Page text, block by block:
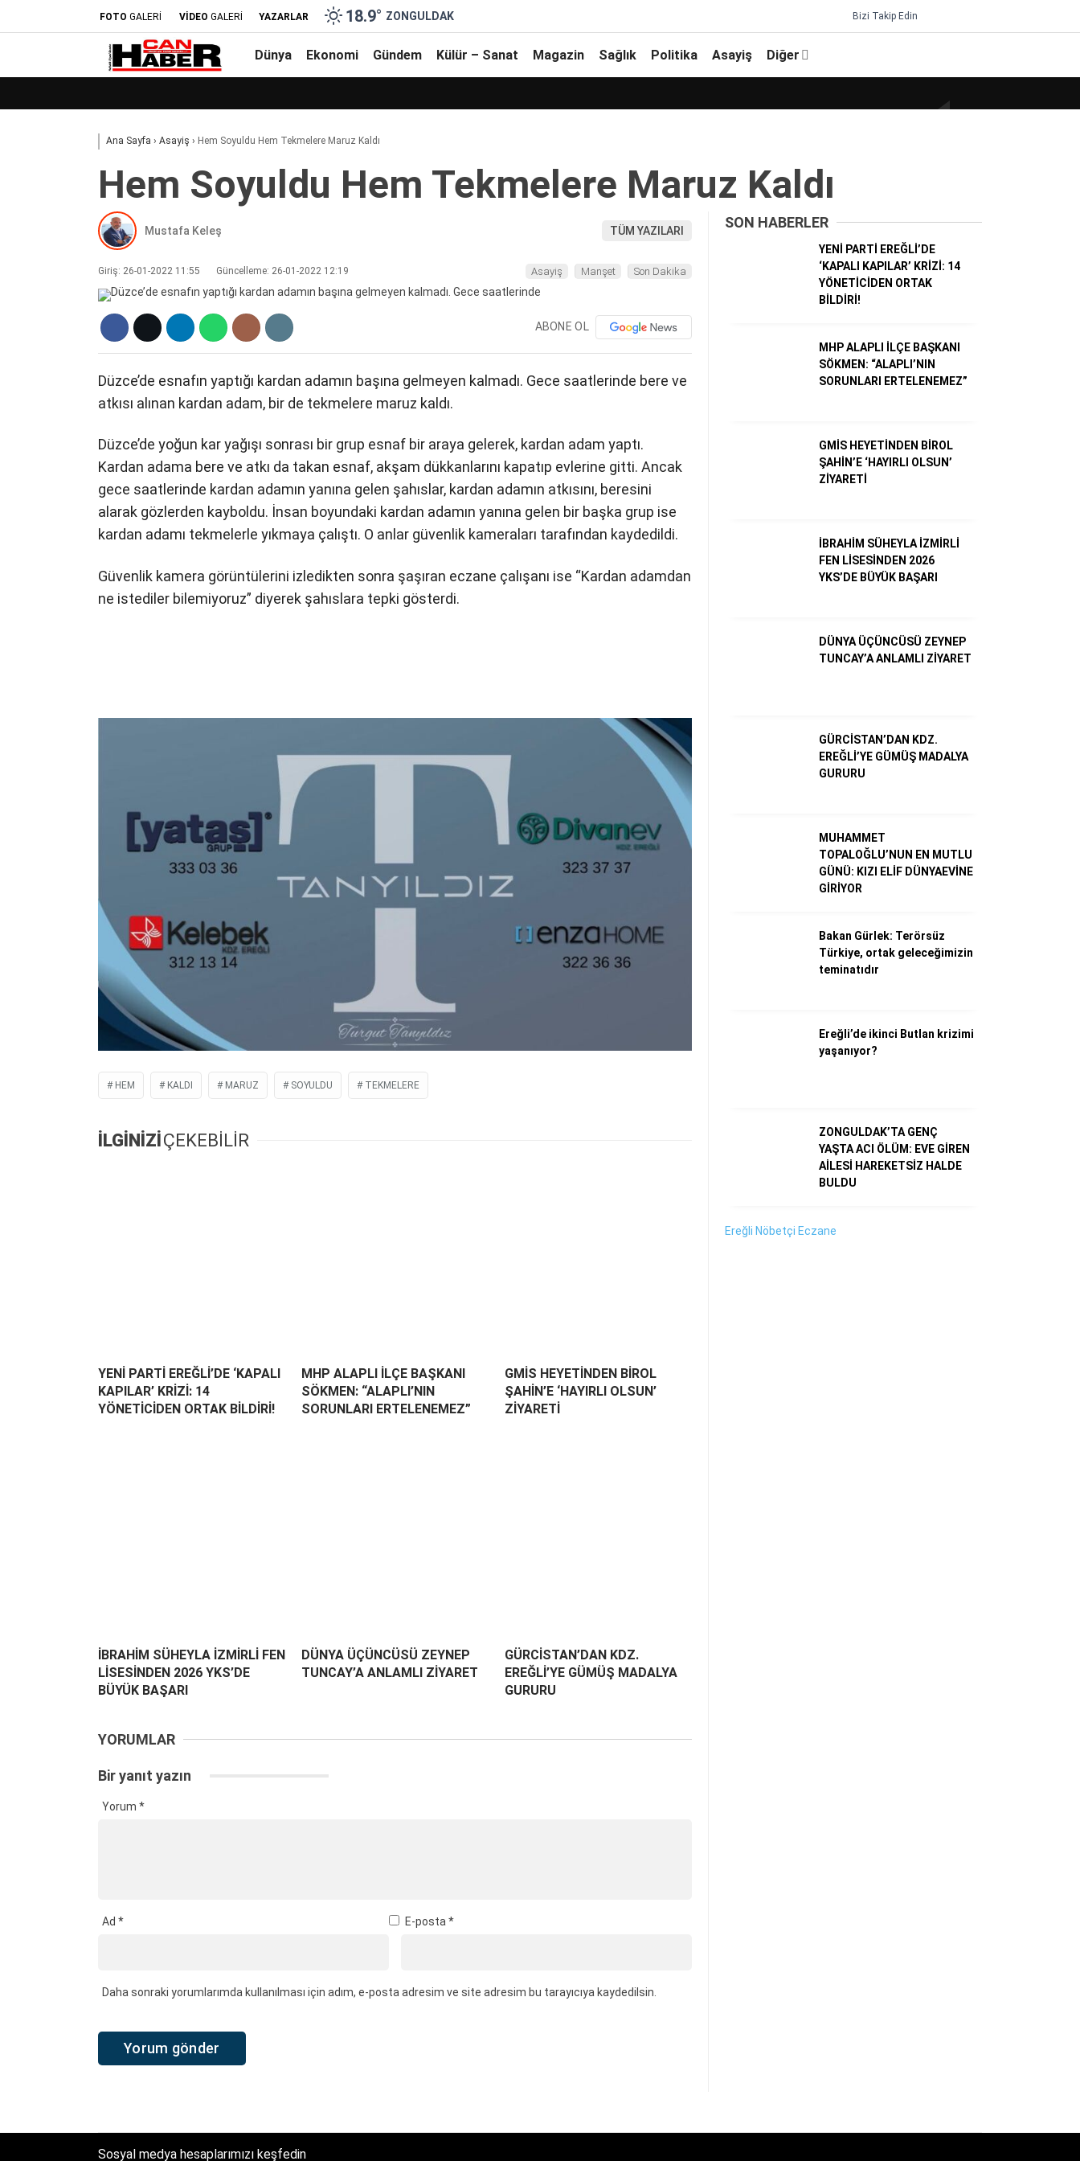
Gündem
Sağlık
Diğer
WhatsApp İhbar Hattı
FOTO GALERİ VİDEO GALERİ YAZARLAR 18.9° ZONGULDAK Bizi Takip Edin
Dünya Ekonomi Gündem Külür – Sanat Magazin Sağlık Politika Asayiş Diğer
Ana Sayfa › Asayiş › Hem Soyuldu Hem Tekmelere Maruz Kaldı
Hem Soyuldu Hem Tekmelere Maruz Kaldı
Mustafa Keleş TÜM YAZILARI
Giriş: 26-01-2022 11:55 Güncelleme: 26-01-2022 12:19 Asayiş Manşet Son Dakika
ABONE OL
Düzce’de esnafın yaptığı kardan adamın başına gelmeyen kalmadı. Gece saatlerinde bere ve
atkısı alınan kardan adam, bir de tekmelere maruz kaldı.
Düzce’de yoğun kar yağışı sonrası bir grup esnaf bir araya gelerek, kardan adam yaptı.
Kardan adama bere ve atkı da takan esnaf, akşam dükkanlarını kapatıp evlerine gitti. Ancak
gece saatlerinde kardan adamın yanına gelen şahıslar, kardan adamın atkısını, beresini
alarak gözlerden kayboldu. İnsan boyundaki kardan adamın yanına gelen bir başka grup ise
kardan adamı tekmelerle yıkmaya çalıştı. O anlar güvenlik kameraları tarafından kaydedildi.
Güvenlik kamera görüntülerini izledikten sonra şaşıran eczane çalışanı ise “Kardan adamdan
ne istediler bilemiyoruz” diyerek şahıslara tepki gösterdi.
HEM KALDI MARUZ SOYULDU TEKMELERE
İLGİNİZİÇEKEBİLİR
YENİ PARTİ EREĞLİ’DE ‘KAPALI
KAPILAR’ KRİZİ: 14
YÖNETİCİDEN ORTAK BİLDİRİ!
MHP ALAPLI İLÇE BAŞKANI
SÖKMEN: “ALAPLI’NIN
SORUNLARI ERTELENEMEZ”
GMİS HEYETİNDEN BİROL
ŞAHİN’E ‘HAYIRLI OLSUN’
ZİYARETİ
İBRAHİM SÜHEYLA İZMİRLİ FEN
LİSESİNDEN 2026 YKS’DE
BÜYÜK BAŞARI
DÜNYA ÜÇÜNCÜSÜ ZEYNEP
TUNCAY’A ANLAMLI ZİYARET
GÜRCİSTAN’DAN KDZ.
EREĞLİ’YE GÜMÜŞ MADALYA
GURURU
YORUMLAR
Bir yanıt yazın
Yorum *
Ad * E-posta *
Daha sonraki yorumlarımda kullanılması için adım, e-posta adresim ve site adresim bu tarayıcıya kaydedilsin.
SON HABERLER
YENİ PARTİ EREĞLİ’DE
‘KAPALI KAPILAR’ KRİZİ: 14
YÖNETİCİDEN ORTAK
BİLDİRİ!
MHP ALAPLI İLÇE BAŞKANI
SÖKMEN: “ALAPLI’NIN
SORUNLARI ERTELENEMEZ”
GMİS HEYETİNDEN BİROL
ŞAHİN’E ‘HAYIRLI OLSUN’
ZİYARETİ
İBRAHİM SÜHEYLA İZMİRLİ
FEN LİSESİNDEN 2026
YKS’DE BÜYÜK BAŞARI
DÜNYA ÜÇÜNCÜSÜ ZEYNEP
TUNCAY’A ANLAMLI ZİYARET
GÜRCİSTAN’DAN KDZ.
EREĞLİ’YE GÜMÜŞ MADALYA
GURURU
MUHAMMET
TOPALOĞLU’NUN EN MUTLU
GÜNÜ: KIZI ELİF DÜNYAEVİNE
GİRİYOR
Bakan Gürlek: Terörsüz
Türkiye, ortak geleceğimizin
teminatıdır
Ereğli’de ikinci Butlan krizimi
yaşanıyor?
ZONGULDAK’TA GENÇ
YAŞTA ACI ÖLÜM: EVE GİREN
AİLESİ HAREKETSİZ HALDE
BULDU
Ereğli Nöbetçi Eczane
Sosyal medya hesaplarımızı keşfedin